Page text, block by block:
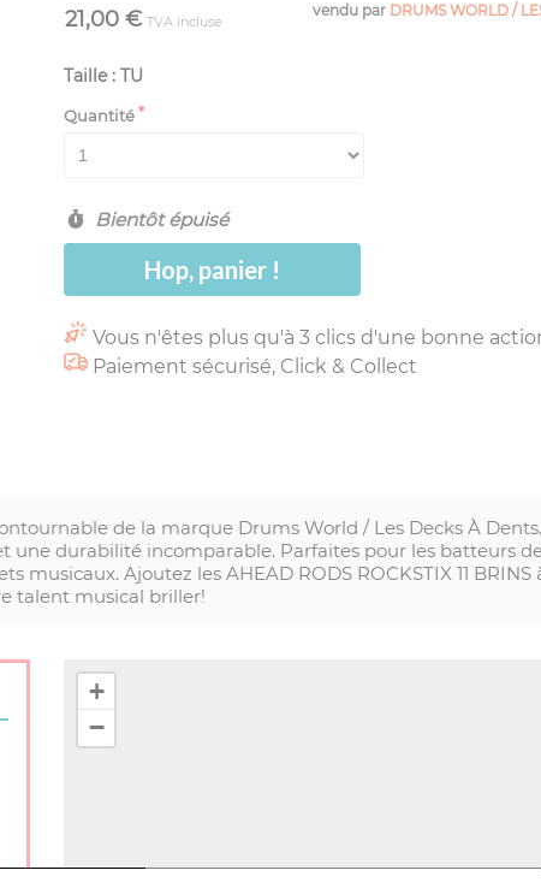
vendu par DRUMS WORLD /
21,00 € TVA incluse
Taille : TU
Quantité
Bientôt épuisé
Hop, panier !
Vous n'êtes plus qu'à 3 clics d'une bonne
Paiement sécurisé, Click & Collect
de la marque Drums World / Les Decks À
durabilité incomparable. Parfaites pour les batteurs
Ajoutez les AHEAD RODS ROCKSTIX 11 BRINS
talent musical briller!
+
−